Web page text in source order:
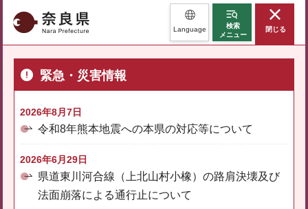
奈良県 Language
検索
メニュー
閉じる
緊急・災害情報
2026年8月7日
令和8年熊本地震への本県の対応等について
2026年6月29日
県道東川河合線（上北山村小橡）の路肩決壊及び
法面崩落による通行止について